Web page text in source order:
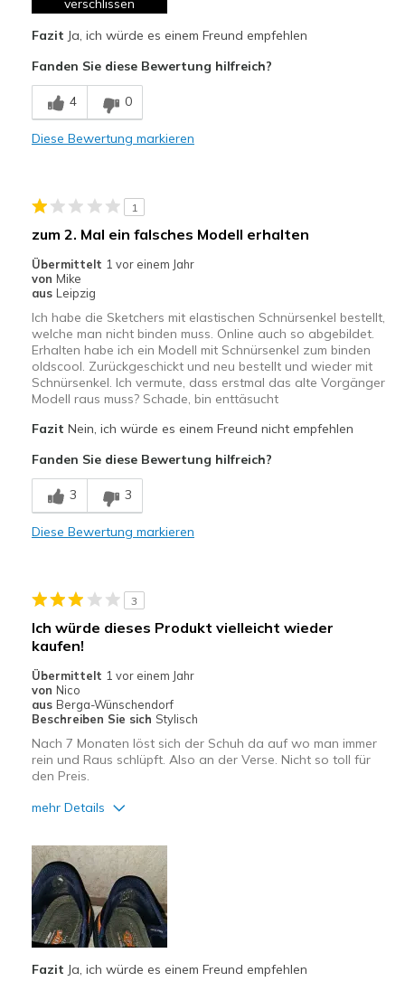
Größeverschlissen
Fazit Ja, ich würde es einem Freund empfehlen
Fanden Sie diese Bewertung hilfreich?
4 0
Diese Bewertung markieren
1
zum 2. Mal ein falsches Modell erhalten
Übermittelt 1 vor einem Jahr
von Mike
aus Leipzig
Ich habe die Sketchers mit elastischen Schnürsenkel bestellt,
welche man nicht binden muss. Online auch so abgebildet.
Erhalten habe ich ein Modell mit Schnürsenkel zum binden
oldscool. Zurückgeschickt und neu bestellt und wieder mit
Schnürsenkel. Ich vermute, dass erstmal das alte Vorgänger
Modell raus muss? Schade, bin enttäsucht
Fazit Nein, ich würde es einem Freund nicht empfehlen
Fanden Sie diese Bewertung hilfreich?
3 3
Diese Bewertung markieren
3
Ich würde dieses Produkt vielleicht wieder
kaufen!
Übermittelt 1 vor einem Jahr
von Nico
aus Berga-Wünschendorf
Beschreiben Sie sich Stylisch
Nach 7 Monaten löst sich der Schuh da auf wo man immer
rein und Raus schlüpft. Also an der Verse. Nicht so toll für
den Preis.
mehr Details
Attraktives Design
Bequem
Hübsch
Leicht
Fazit Ja, ich würde es einem Freund empfehlen